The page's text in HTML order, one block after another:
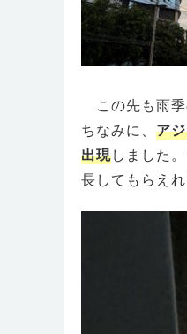
この先も雨
ちなみに、 ア
出現しました
長してもらえれ